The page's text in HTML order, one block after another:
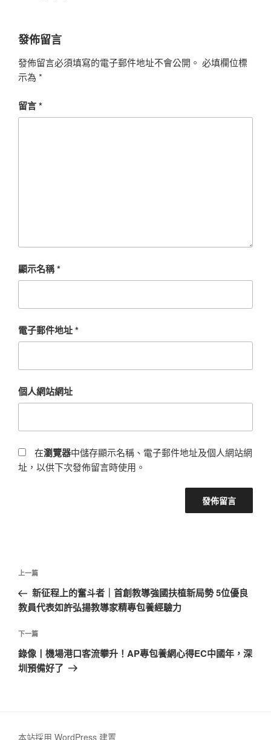
發佈留言
發佈留言必須填寫的電子郵件地址不會公開。 必填欄位標
示為 *
留言*
顯示名稱*
電子郵件地址*
個人網站網址
在瀏覽器中儲存顯示名稱、電子郵件地址及個人網站網
址，以供下次發佈留言時使用。
文
導
覽
上
一
篇
章
上一篇
新征程上的奮斗者｜首創教導強國扶植新局勢 5位優良
教員代表如許弘揚教導家精專包養經驗力
下
一
篇
下一篇
錄像丨機場港口客流攀升！AP專包養網心得EC中國年，深
圳預備好了
本站採用 WordPress 建置